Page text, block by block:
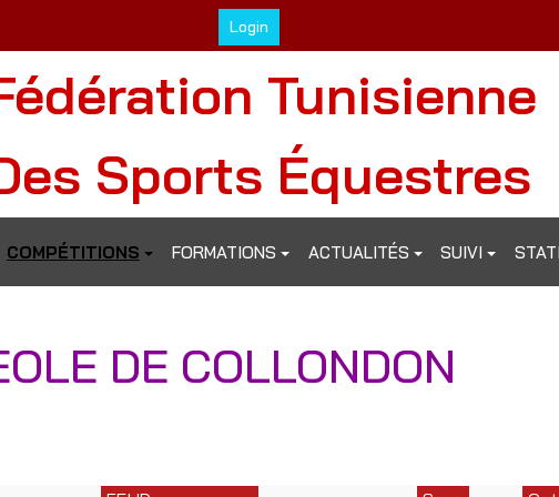
Login
Tunisienne
Sports Équestres
COMPÉTITIONS FORMATIONS ACTUALITÉS SUIVI
DE COLLONDON